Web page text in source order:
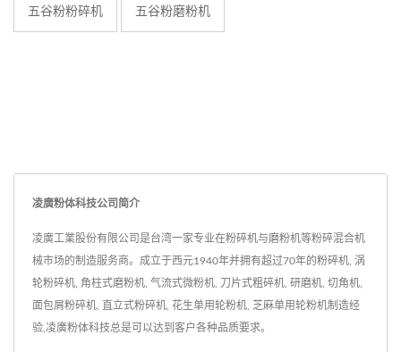
五谷粉粉碎机 五谷粉磨粉机
凌廣粉体科技公司简介
凌廣工業股份有限公司是台湾一家专业在粉碎机与磨粉机等粉碎混合机
械市场的制造服务商。成立于西元1940年并拥有超过70年的粉碎机, 涡
轮粉碎机, 角柱式磨粉机, 气流式微粉机, 刀片式粗碎机, 研磨机, 切角机,
面包屑粉碎机, 直立式粉碎机, 花生单用轮粉机, 芝麻单用轮粉机制造经
验,凌廣粉体科技总是可以达到客户各种品质要求。